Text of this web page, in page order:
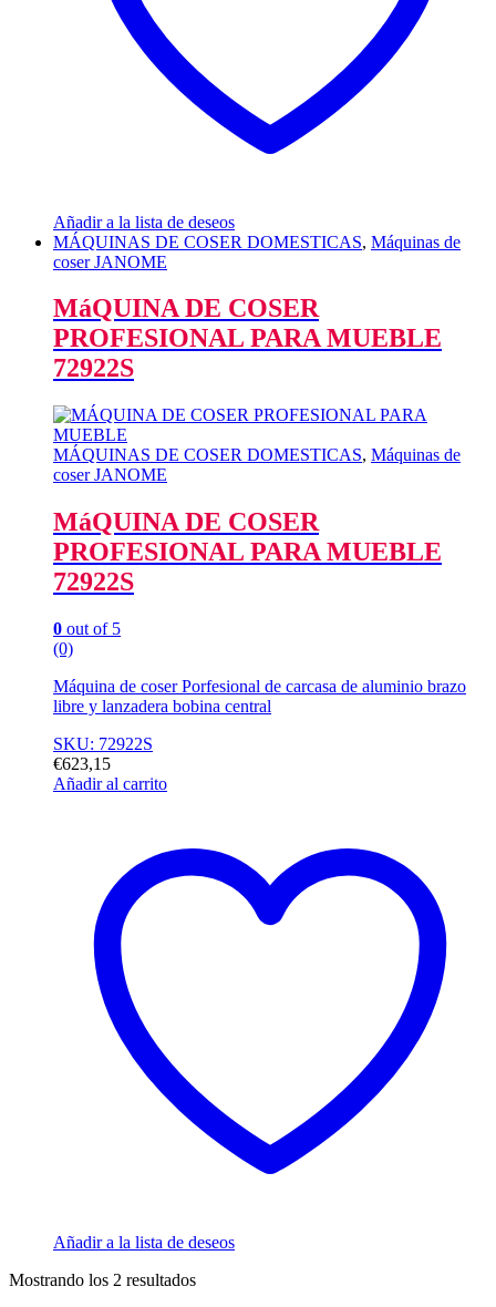
Añadir a la lista de deseos
MÁQUINAS DE COSER DOMESTICAS, Máquinas de
coser JANOME
MáQUINA DE COSER
PROFESIONAL PARA MUEBLE
72922S
MÁQUINAS DE COSER DOMESTICAS, Máquinas de
coser JANOME
MáQUINA DE COSER
PROFESIONAL PARA MUEBLE
72922S
0 out of 5
(0)
Máquina de coser Porfesional de carcasa de aluminio brazo
libre y lanzadera bobina central
SKU: 72922S
€623,15
Añadir al carrito
Añadir a la lista de deseos
Mostrando los 2 resultados